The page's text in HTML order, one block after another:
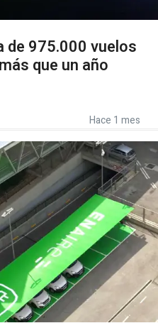
de 975.000 vuelos
que un año
Hace 1 mes